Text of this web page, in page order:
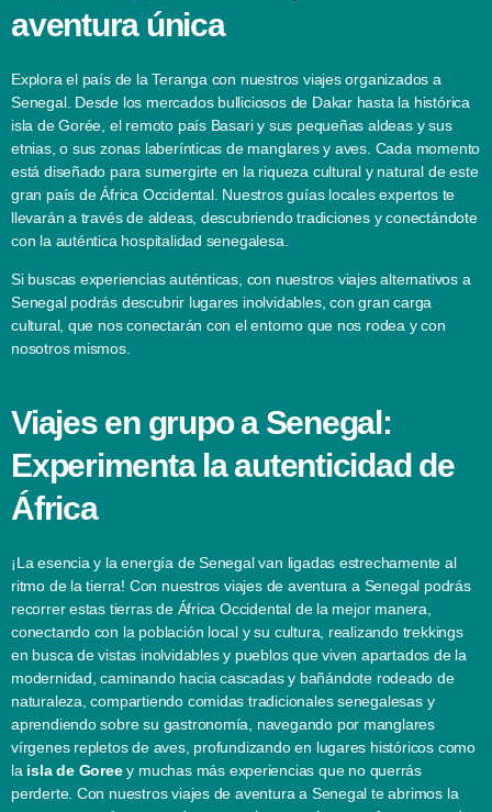
aventura única
Explora el país de la Teranga con nuestros viajes organizados a
Senegal. Desde los mercados bulliciosos de Dakar hasta la histórica
isla de Gorée, el remoto país Basari y sus pequeñas aldeas y sus
etnias, o sus zonas laberínticas de manglares y aves. Cada momento
está diseñado para sumergirte en la riqueza cultural y natural de este
gran país de África Occidental. Nuestros guías locales expertos te
llevarán a través de aldeas, descubriendo tradiciones y conectándote
con la auténtica hospitalidad senegalesa.
Si buscas experiencias auténticas, con nuestros viajes alternativos a
Senegal podrás descubrir lugares inolvidables, con gran carga
cultural, que nos conectarán con el entorno que nos rodea y con
nosotros mismos.
Viajes en grupo a Senegal:
Experimenta la autenticidad de
África
¡La esencia y la energía de Senegal van ligadas estrechamente al
ritmo de la tierra! Con nuestros viajes de aventura a Senegal podrás
recorrer estas tierras de África Occidental de la mejor manera,
conectando con la población local y su cultura, realizando trekkings
en busca de vistas inolvidables y pueblos que viven apartados de la
modernidad, caminando hacia cascadas y bañándote rodeado de
naturaleza, compartiendo comidas tradicionales senegalesas y
aprendiendo sobre su gastronomía, navegando por manglares
vírgenes repletos de aves, profundizando en lugares históricos como
la isla de Goreey muchas más experiencias que no querrás
perderte. Con nuestros viajes de aventura a Senegal te abrimos la